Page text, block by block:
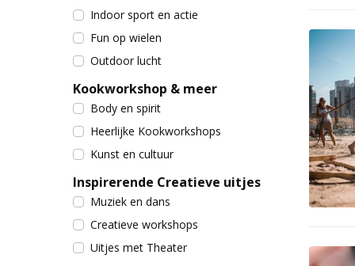
Indoor sport en actie
Fun op wielen
Outdoor lucht
Kookworkshop & meer
Body en spirit
Heerlijke Kookworkshops
Kunst en cultuur
Inspirerende Creatieve uitjes
Muziek en dans
Creatieve workshops
Uitjes met Theater